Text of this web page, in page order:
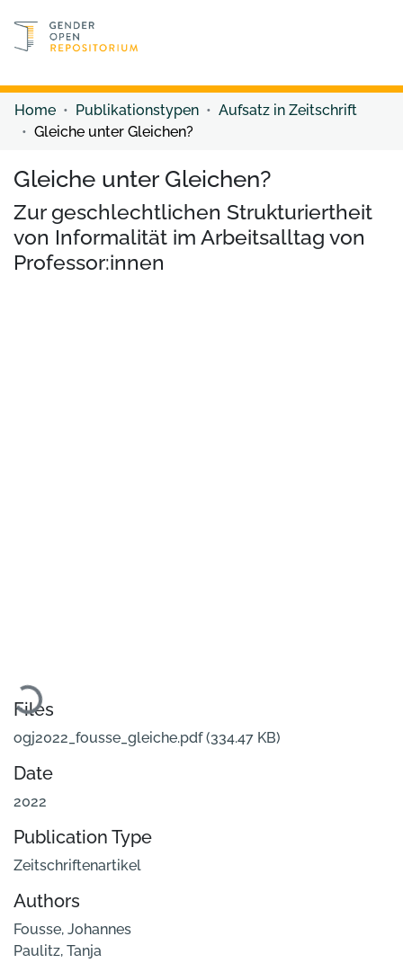
Discover content
Home Publikationstypen
Aufsatz in Zeitschrift
Gleiche unter Gleichen?
Gleiche unter Gleichen?
Zur geschlechtlichen Strukturiertheit
von Informalität im Arbeitsalltag von
Professor:innen
Loading...
Files
ogj2022_fousse_gleiche.pdf(334.47 KB)
Date
2022
Publication Type
Zeitschriftenartikel
Authors
Fousse, Johannes
Paulitz, Tanja